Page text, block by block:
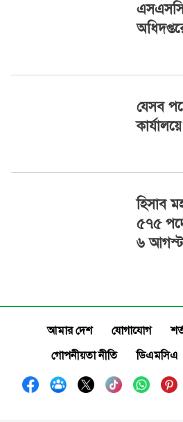
এসএসসি
যেসব
হিসাব
৫৭৫
৬ আগস্ট
আমার দেশ যোগাযোগ
গোপনীয়তা নীতি
ডিএমসিএ